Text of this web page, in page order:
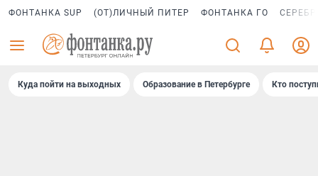
ФОНТАНКА SUP (ОТ)ЛИЧНЫЙ ПИТЕР ФОНТАНКА ГО
Куда пойти на выходных Образование в Петербурге Кто